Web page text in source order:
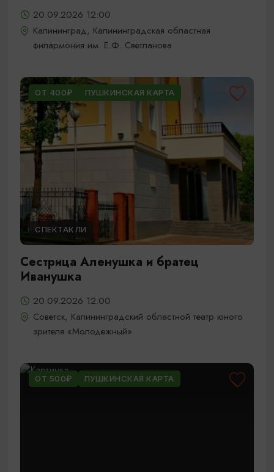
20.09.2026 12:00
Калининград, Калининградская областная
филармония им. Е.Ф. Светланова
ОТ 400₽ ПУШКИНСКАЯ КАРТА
СПЕКТАКЛИ
Сестрица Аленушка и братец
Иванушка
20.09.2026 12:00
Советск, Калининградский областной театр юного
зрителя «Молодежный»
ОТ 500₽ ПУШКИНСКАЯ КАРТА